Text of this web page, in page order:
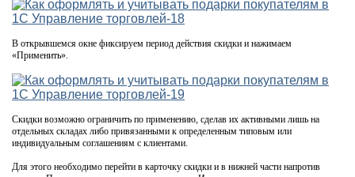
В открывшемся окне фиксируем период действия скидки и нажимаем
«Применить».
Скидки возможно ограничить по применению, сделав их активными лишь на
отдельных складах либо привязанными к определенным типовым или
индивидуальным соглашениям с клиентами.
Для этого необходимо перейти в карточку скидки и в нижней части напротив